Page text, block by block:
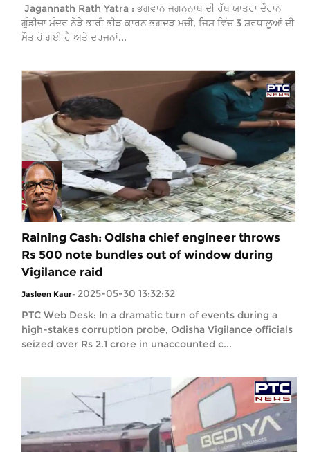
Jagannath Rath Yatra : ਭਗਵਾਨ ਜਗਨਨਾਥ ਦੀ ਰੱਥ ਯਾਤਰਾ ਦੌਰਾਨ
ਗੁੰਡੀਚਾ ਮੰਦਰ ਨੇੜੇ ਭਾਰੀ ਭੀੜ ਕਾਰਨ ਭਗਦੜ ਮਚੀ, ਜਿਸ ਵਿੱਚ 3 ਸ਼ਰਧਾਲੂਆਂ ਦੀ
ਮੌਤ ਹੋ ਗਈ ਹੈ ਅਤੇ ਦਰਜਨਾਂ...
Raining Cash: Odisha chief engineer throws
Rs 500 note bundles out of window during
Vigilance raid
Jasleen Kaur- 2025-05-30 13:32:32
PTC Web Desk: In a dramatic turn of events during a
high-stakes corruption probe, Odisha Vigilance officials
seized over Rs 2.1 crore in unaccounted c...